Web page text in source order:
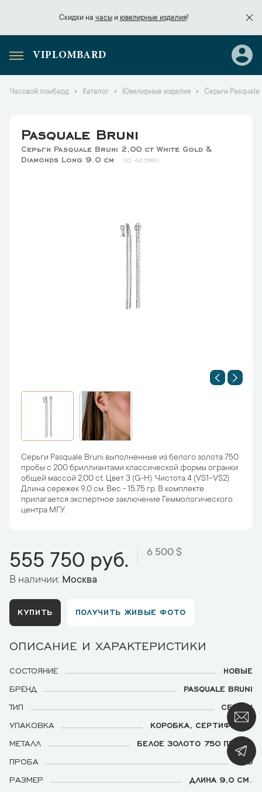
Скидки на часыи ювелирные изделия!
Скидки начасы
VIPLOMBARD
Часовой ломбард Каталог Ювелирные изделия Серьги
Pasquale Bruni
Серьги Pasquale Bruni 2,00 ct White Gold &
Diamonds Long 9.0 см
42396
Серьги Pasquale Bruni выполненные из белого золота 750
пробы с 200 бриллиантами классической формы огранки
общей массой 2,00 ct. Цвет 3 (G-H). Чистота 4 (VS1-VS2).
Длина сережек 9,0 см. Вес - 15,75 гр. В комплекте
прилагается экспертное заключение Геммологического
центра МГУ.
555 750 руб. 6 500 $
В наличии: Москва
КУПИТЬ ПОЛУЧИТЬ ЖИВЫЕ ФОТО
ОПИСАНИЕ И ХАРАКТЕРИСТИКИ
СОСТОЯНИЕ
НОВЫЕ
БРЕНД
PASQUALE BRUNI
ТИП
СЕРЬГИ
УПАКОВКА
КОРОБКА, СЕРТИФИКАТ
МЕТАЛЛ
БЕЛОЕ ЗОЛОТО 750 ПРОБЫ
ПРОБА
750
РАЗМЕР
ДЛИНА 9,0 СМ.